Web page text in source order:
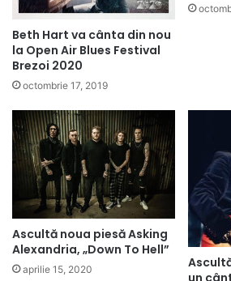
Beth Hart va cânta din nou
la Open Air Blues Festival
Brezoi 2020
octombrie 17, 2019
Ascultă noua piesă Asking
Alexandria, „Down To Hell”
aprilie 15, 2020
un